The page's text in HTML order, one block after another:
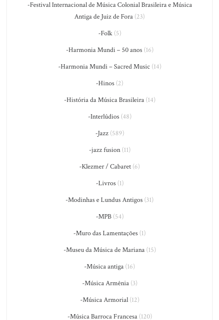
-Festival Internacional de Música Colonial Brasileira e Música
Antiga de Juiz de Fora (23)
-Folk(5)
-Harmonia Mundi – 50 anos(16)
-Harmonia Mundi – Sacred Music (14)
-Hinos (2)
-História da Música Brasileira(14)
-Interlúdios(48)
-Jazz(589)
-jazz fusion(11)
-Klezmer / Cabaret (6)
-Livros(1)
-Modinhas e Lundus Antigos (31)
-MPB(54)
-Muro das Lamentações (1)
-Museu da Música de Mariana(15)
-Música antiga (16)
-Música Armênia(3)
-Música Armorial(12)
-Música Barroca Francesa(120)